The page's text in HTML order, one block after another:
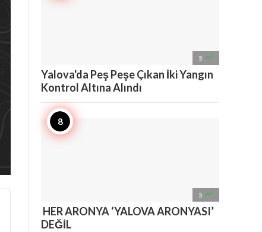
5 
Yalova'da Peş Peşe Çıkan İki Yangın
Kontrol Altına Alındı
5 
HER ARONYA ‘YALOVA ARONYASI’
DEĞİL